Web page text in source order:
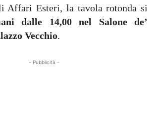
Affari Esteri, la tavola rotonda si
dalle 14,00 nel Salone de’
Vecchio.
- Pubblicità -